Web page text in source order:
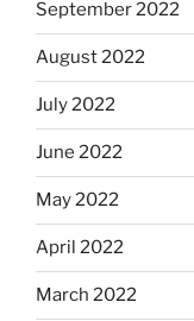
September 2022
August 2022
July 2022
June 2022
May 2022
April 2022
March 2022